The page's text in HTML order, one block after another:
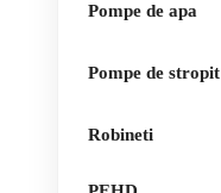
Pompe de apa
Pompe de stropit
Robineti